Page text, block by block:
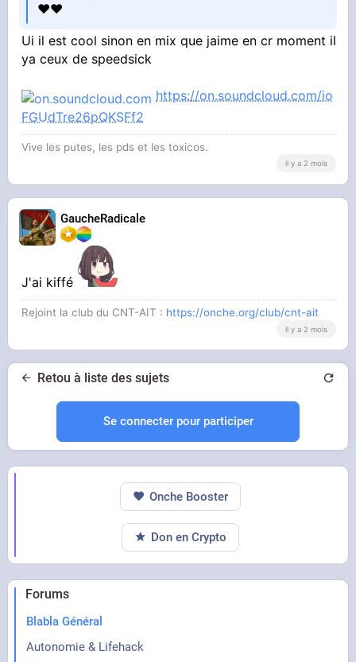
❤❤
Ui il est cool sinon en mix que jaime en cr moment il
ya ceux de speedsick
https://on.soundcloud.com/io
FGUdTre26pQKSFf2
Vive les putes, les pds et les toxicos.
il y a 2 mois
GaucheRadicale
J'ai kiffé
Rejoint la club du CNT-AIT : https://onche.org/club/cnt-ait
il y a 2 mois
Retou à liste des sujets
Se connecter pour participer
Forums
Blabla Général
Autonomie & Lifehack
Onche Booster
Don en Crypto